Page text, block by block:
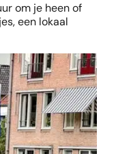
om je heen of
een lokaal